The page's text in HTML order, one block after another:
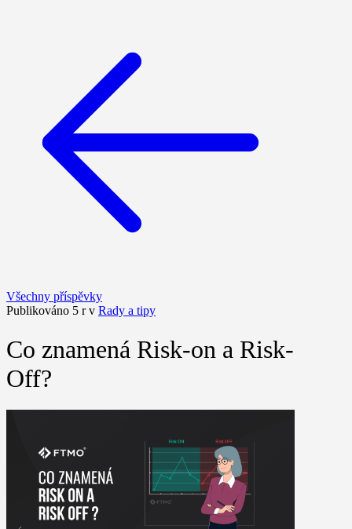
Všechny příspěvky
Publikováno 5 r v Rady a tipy
Co znamená Risk-on a Risk-
Off?